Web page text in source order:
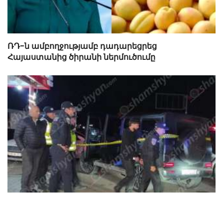
ՌԴ-ն ամբողջությամբ դադարեցրեց
Հայաստանից ծիրանի ներմուծումը